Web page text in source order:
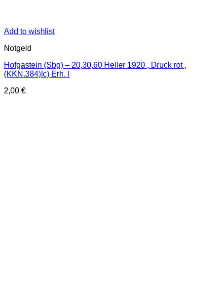
Add to wishlist
Notgeld
Hofgastein (Sbg) – 20,30,60 Heller 1920 , Druck rot ,
(KKN.384)Ic) Erh. I
2,00 €